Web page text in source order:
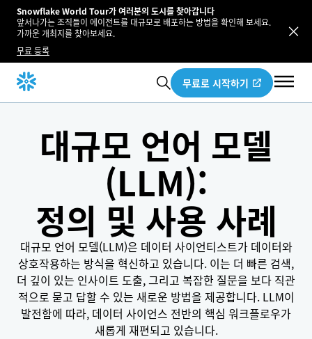
Snowflake World Tour가 여러분의 도시를 찾아갑니다
앞서나가는 조직들이 에이전트를 대규모로 배포하는 방법을 확인해 보세요.
가까운 개최지를 찾아보세요.
무료 등록
무료로 시작하기
대규모 언어 모델
(LLM):
정의 및 사용 사례
대규모 언어 모델(LLM)은 데이터 사이언티스트가 데이터와
상호작용하는 방식을 혁신하고 있습니다. 이는 더 빠른 검색,
더 깊이 있는 인사이트 도출, 그리고 복잡한 질문을 보다 직관
적으로 묻고 답할 수 있는 새로운 방법을 제공합니다. LLM이
발전함에 따라, 데이터 사이언스 전반의 핵심 워크플로우가
새롭게 재편되고 있습니다.